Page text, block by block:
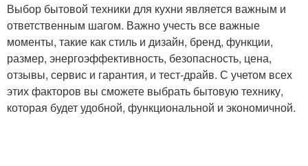
Выбор бытовой техники для кухни является важным и
ответственным шагом. Важно учесть все важные
моменты, такие как стиль и дизайн, бренд, функции,
размер, энергоэффективность, безопасность, цена,
отзывы, сервис и гарантия, и тест-драйв. С учетом всех
этих факторов вы сможете выбрать бытовую технику,
которая будет удобной, функциональной и экономичной.